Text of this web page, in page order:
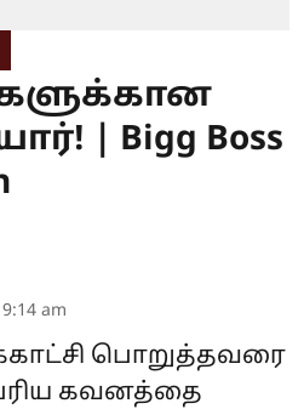
| Bigg Boss
am
பொறுத்தவரை
கவனத்தை